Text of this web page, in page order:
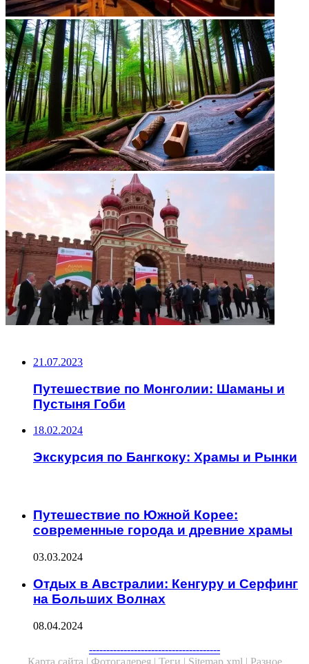
21.07.2023
Путешествие по Монголии: Шаманы и
Пустыня Гоби
18.02.2024
Экскурсия по Бангкоку: Храмы и Рынки
Путешествие по Южной Корее:
современные города и древние храмы
03.03.2024
Отдых в Австралии: Кенгуру и Серфинг
на Больших Волнах
08.04.2024
--------------------------------------
Карта сайта | Фотогалерея | Теги | Sitemap.xml | Разное